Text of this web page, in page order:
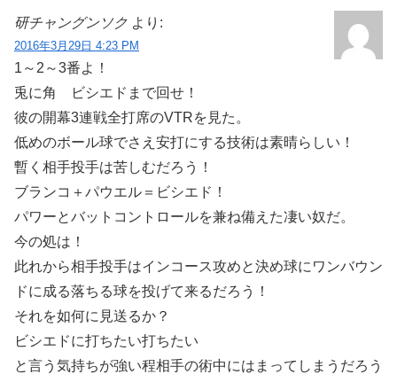
研チャングンソク より:
2016年3月29日 4:23 PM
1～2～3番よ！
兎に角 ビシエドまで回せ！
彼の開幕3連戦全打席のVTRを見た。
低めのボール球でさえ安打にする技術は素晴らしい！
暫く相手投手は苦しむだろう！
ブランコ＋パウエル＝ビシエド！
パワーとバットコントロールを兼ね備えた凄い奴だ。
今の処は！
此れから相手投手はインコース攻めと決め球にワンバウン
ドに成る落ちる球を投げて来るだろう！
それを如何に見送るか？
ビシエドに打ちたい打ちたい
と言う気持ちが強い程相手の術中にはまってしまうだろう